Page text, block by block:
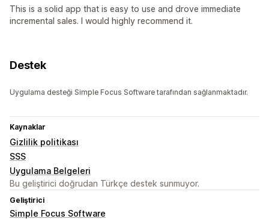
This is a solid app that is easy to use and drove immediate
incremental sales. I would highly recommend it.
Destek
Uygulama desteği Simple Focus Software tarafından sağlanmaktadır.
Kaynaklar
Gizlilik politikası
SSS
Uygulama Belgeleri
Bu geliştirici doğrudan Türkçe destek sunmuyor.
Geliştirici
Simple Focus Software